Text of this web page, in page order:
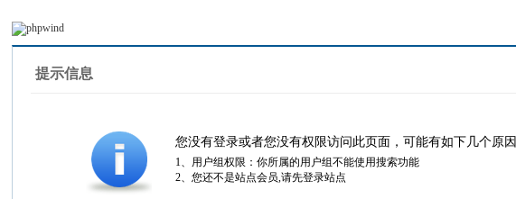
提示信息
您没有登录或者您没有权限访问此页面，可能有如下几个原因
1、用户组权限：你所属的用户组不能使用搜索功能
2、您还不是站点会员,请先登录站点